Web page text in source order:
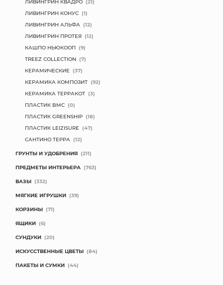
ЛИВИНГРИН КВАДРО (21)
ЛИВИНГРИН КОНУС (1)
ЛИВИНГРИН АЛЬФА (12)
ЛИВИНГРИН ПРОТЕЯ (12)
КАШПО НЬЮКООП (9)
TREEZ COLLECTION (7)
КЕРАМИЧЕСКИЕ (37)
КЕРАМИКА КОМПОЗИТ (92)
КЕРАМИКА ТЕРРАКОТ (3)
ПЛАСТИК BMC (0)
ПЛАСТИК GREENSHIP (18)
ПЛАСТИК LEIZISURE (47)
САНТИНО ТЕРРА (12)
ГРУНТЫ И УДОБРЕНИЯ (211)
ПРЕДМЕТЫ ИНТЕРЬЕРА (763)
ВАЗЫ (332)
МЯГКИЕ ИГРУШКИ (39)
КОРЗИНЫ (71)
ЯЩИКИ (6)
СУНДУКИ (20)
ИСКУССТВЕННЫЕ ЦВЕТЫ (84)
ПАКЕТЫ И СУМКИ (44)